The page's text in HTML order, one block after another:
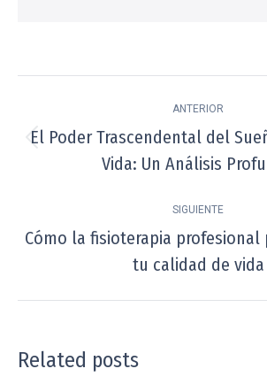
entre
publicaciones
ANTERIOR
anterior:
El Poder Trascendental del
Vida: Un Análisis
SIGUIENTE
siguiente:
Cómo la fisioterapia profesional
tu calidad de vida
Related posts